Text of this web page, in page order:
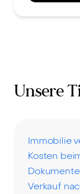
Unsere
Immobilie
Kosten
Verkauf